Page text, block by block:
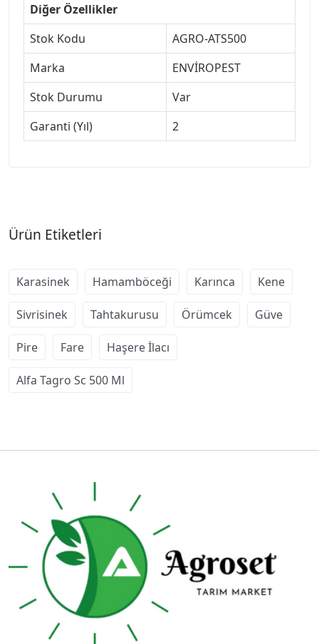
Diğer Özellikler
Stok Kodu
AGRO-ATS500
Marka
ENVİROPEST
Stok Durumu
Var
Garanti (Yıl)
2
Ürün Etiketleri
Karasinek Hamamböceği Karınca Kene
Sivrisinek Tahtakurusu Örümcek Güve
Pire Fare Haşere İlacı
Alfa Tagro Sc 500 Ml